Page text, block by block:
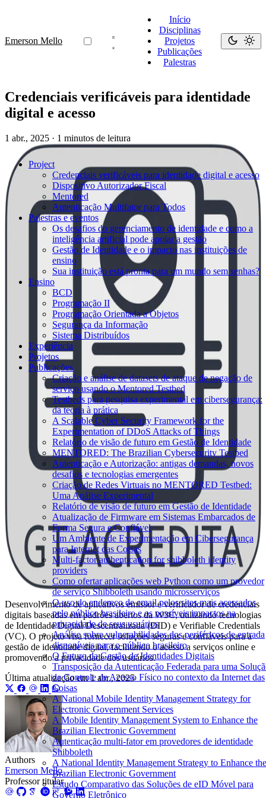
Emerson Mello
Início
Disciplinas
Projetos
Publicações
Palestras
Project
Credenciais verificáveis para identidade digital e acesso
Dispositivo Autorizador Fiscal
Mentored
Autenticação Multifator para Todos
Palestras e eventos
Os desafios do gerenciamento de identidade e como a
inteligência artificial pode apoiar a gestão
Gestão de Identidade e o impacto nas instituições de
ensino
Sua instituição está pronta para um mundo sem senhas?
Ensino
BCD
Programação II
Programação Orientada a Objetos
Segurança da Informação
Sistema Distribuídos
Experiência
Projetos
Publicações
Criação e análise de datasets de ataque de negação de
serviço usando o Mentored Testbed
Testbeds para pesquisa experimental em cibersegurança:
da teoria à prática
A Scalable Cyber Security Framework for the
Experimentation of DDoS Attacks of Things
Relatório de visão de futuro em Gestão de Identidade
MENTORED: The Brazilian Cybersecurity Testbed
Autenticação e Autorização: antigas demandas, novos
desafios e tecnologias emergentes
Criação de Redes Virtuais no MENTORED Testbed:
Uma Análise Experimental
Relatório de visão de futuro em Gestão de Identidade
Atualização de Firmware em Sistemas Embarcados de
Forma Segura e Confiável
Um Ambiente de Experimentação em Cibersegurança
para Internet das Coisas
Multi-factor authentication for shibboleth identity
providers
Como ofertar aplicações web Python como um provedor
de serviço Shibboleth usando microsserviços
O uso do endereço de email pelos sites mais acessados
pelo público brasileiro e os possíveis impactos na
privacidade de seus usuários
Análise sobre vulnerabilidades dos periféricos de entrada
disponíveis para o público brasileiro
O Futuro da Gestão de Identidades Digitais
Transposição da Autenticação Federada para uma
de Controle de Acesso Físico no contexto da Internet das
Coisas
A National Mobile Identity Management Strategy for
Electronic Government Services
A Mobile Identity Management System to Enhance the
Brazilian Electronic Government
Autenticação multi-fator em provedores de identidade
Shibboleth
A National Identity Management Strategy to Enhance the
Brazilian Electronic Government
Estudo Comparativo das Soluções de eID Móvel para
Governo Eletrônico
Credenciais verificáveis para identidade
digital e acesso
1 abr., 2025 · 1 minutos de leitura
Desenvolvimento de aplicativos emissor e verificador de credenciais
digitais baseadas em padrões abertos da W3C, utilizando tecnologias
de Identidade Digital Descentralizada (DID) e Verifiable Credentials
(VC). O projeto visa fornecer soluções seguras e confiáveis para a
gestão de identidade digital, facilitando o acesso a serviços online e
promovendo a privacidade dos usuários.
Última atualização em1 abr., 2025
Authors
Emerson Mello
Professor titular